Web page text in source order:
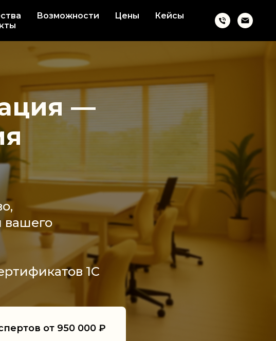
Возможности Цены
Кейсы
—
вашего
от 950 000 ₽
1С